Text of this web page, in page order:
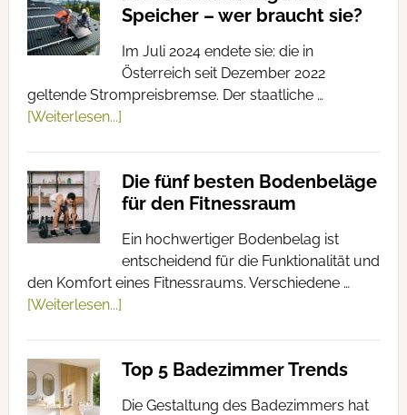
Speicher – wer braucht sie?
Im Juli 2024 endete sie: die in
Österreich seit Dezember 2022
geltende Strompreisbremse. Der staatliche …
[Weiterlesen...]
Die fünf besten Bodenbeläge
für den Fitnessraum
Ein hochwertiger Bodenbelag ist
entscheidend für die Funktionalität und
den Komfort eines Fitnessraums. Verschiedene …
[Weiterlesen...]
Top 5 Badezimmer Trends
Die Gestaltung des Badezimmers hat